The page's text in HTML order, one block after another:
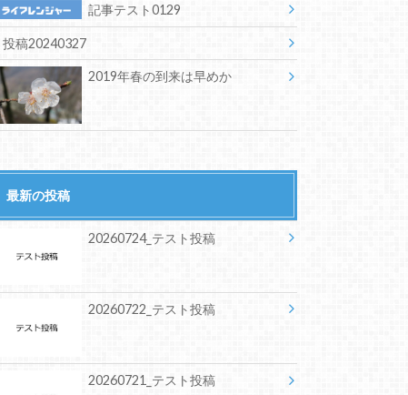
記事テスト0129
投稿20240327
2019年春の到来は早めか
最新の投稿
20260724_テスト投稿
20260722_テスト投稿
20260721_テスト投稿